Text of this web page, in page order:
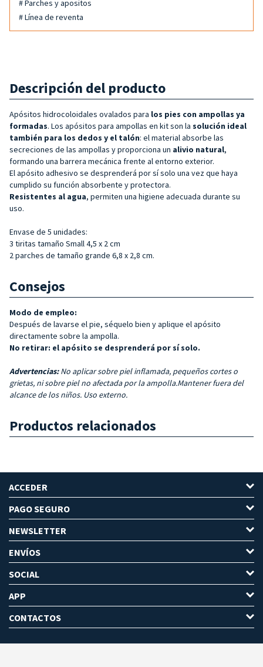
# Parches y apositos
# Línea de reventa
Descripción del producto
Apósitos hidrocoloidales ovalados para los pies con ampollas ya
formadas. Los apósitos para ampollas en kit son la solución ideal
también para los dedos y el talón: el material absorbe las
secreciones de las ampollas y proporciona un alivio natural,
formando una barrera mecánica frente al entorno exterior.
El apósito adhesivo se desprenderá por sí solo una vez que haya
cumplido su función absorbente y protectora.
Resistentes al agua, permiten una higiene adecuada durante su
uso.
Envase de 5 unidades:
3 tiritas tamaño Small 4,5 x 2 cm
2 parches de tamaño grande 6,8 x 2,8 cm.
Consejos
Modo de empleo:
Después de lavarse el pie, séquelo bien y aplique el apósito
directamente sobre la ampolla.
No retirar: el apósito se desprenderá por sí solo.
Advertencias: No aplicar sobre piel inflamada, pequeños cortes o
grietas, ni sobre piel no afectada por la ampolla.Mantener fuera del
alcance de los niños. Uso externo.
Productos relacionados
ACCEDER
PAGO SEGURO
NEWSLETTER
ENVÍOS
SOCIAL
APP
CONTACTOS